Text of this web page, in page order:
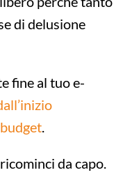
di delusione
fine al tuo e-
.
da capo.